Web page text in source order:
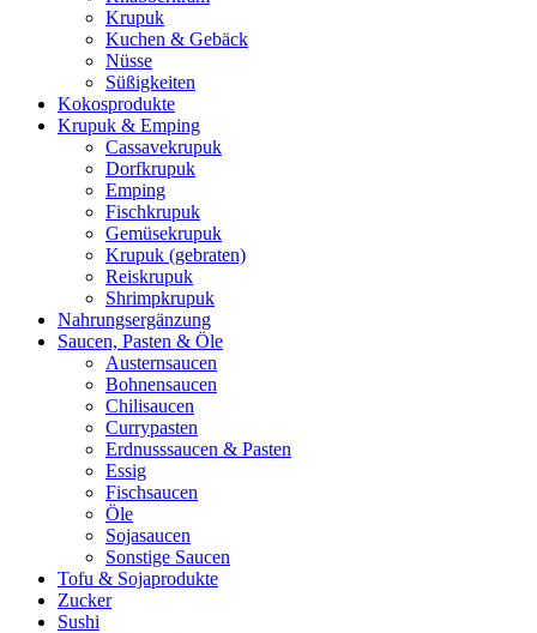
Krupuk
Kuchen & Gebäck
Nüsse
Süßigkeiten
Kokosprodukte
Krupuk & Emping
Cassavekrupuk
Dorfkrupuk
Emping
Fischkrupuk
Gemüsekrupuk
Krupuk (gebraten)
Reiskrupuk
Shrimpkrupuk
Nahrungsergänzung
Saucen, Pasten & Öle
Austernsaucen
Bohnensaucen
Chilisaucen
Currypasten
Erdnusssaucen & Pasten
Essig
Fischsaucen
Öle
Sojasaucen
Sonstige Saucen
Tofu & Sojaprodukte
Zucker
Sushi